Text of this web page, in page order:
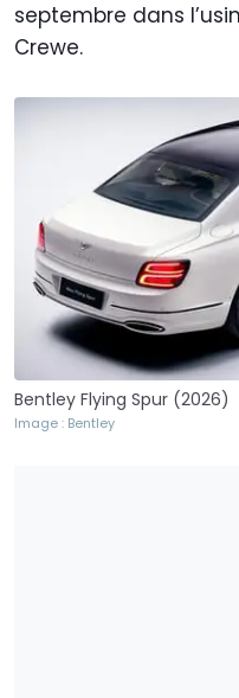
septembre dans
Crewe.
Bentley Flying Spur (2026)
Image : Bentley